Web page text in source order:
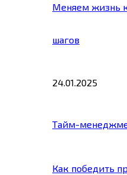
Меняем жизнь
шагов
24.01.2025
Тайм-
Как победить